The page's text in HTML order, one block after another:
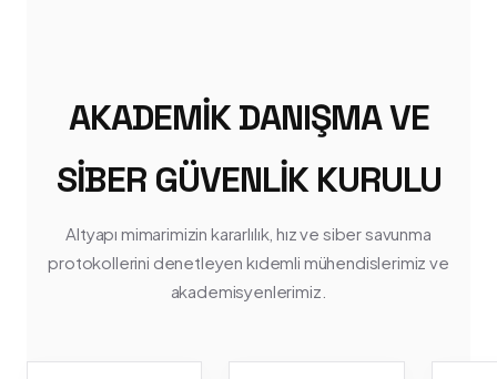
AKADEMIK DANIŞMA VE
SIBER GÜVENLIK KURULU
Altyapı mimarimizin kararlılık, hız ve siber savunma
protokollerini denetleyen kıdemli mühendislerimiz ve
akademisyenlerimiz.